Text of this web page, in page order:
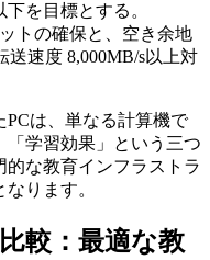
下を目標とする。
トの確保と、空き余地
速度 8,000MB/s以上対
は、単なる計算機で
「学習効果」という三つ
な教育インフラストラ
ります。
較：最適な教